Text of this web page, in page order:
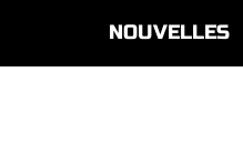
NOUVELLES